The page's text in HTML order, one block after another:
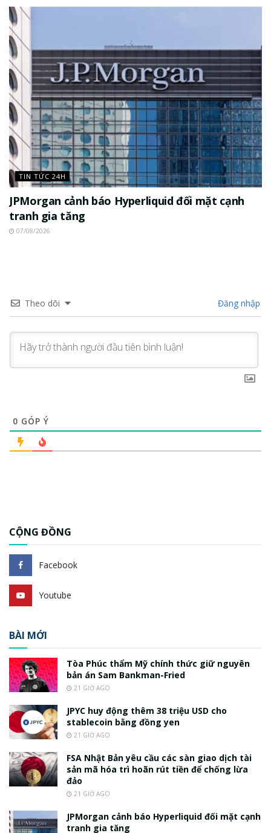
TIN TỨC 24H
JPMorgan cảnh báo Hyperliquid đối mặt cạnh
tranh gia tăng
07/08/2026
Theo dõi Đăng nhập
0 GÓP Ý
CỘNG ĐỒNG
Facebook
Youtube
BÀI MỚI
Tòa Phúc thẩm Mỹ chính thức giữ nguyên
bản án Sam Bankman-Fried
21 GIỜ AGO
JPYC huy động thêm 38 triệu USD cho
stablecoin bằng đồng yen
21 GIỜ AGO
FSA Nhật Bản yêu cầu các sàn giao dịch tài
sản mã hóa trì hoãn rút tiền để chống lừa
đảo
21 GIỜ AGO
JPMorgan cảnh báo Hyperliquid đối mặt cạnh
tranh gia tăng